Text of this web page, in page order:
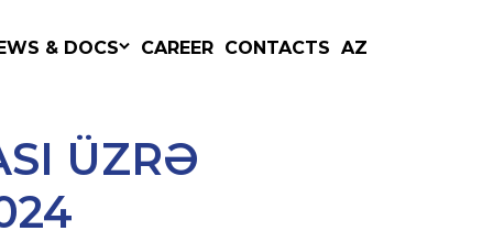
& DOCS CAREER CONTACTS AZ
ÜZRƏ